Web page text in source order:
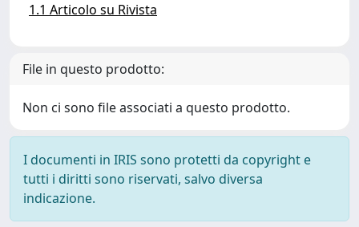
1.1 Articolo su Rivista
File in questo prodotto:
Non ci sono file associati a questo prodotto.
I documenti in IRIS sono protetti da copyright e
tutti i diritti sono riservati, salvo diversa
indicazione.